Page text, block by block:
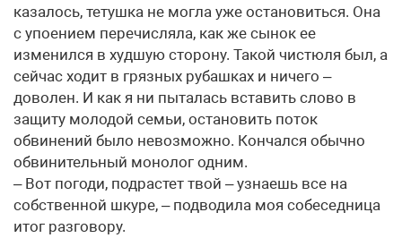
казалось, тетушка не могла уже остановиться. Она
с упоением перечисляла, как же сынок ее
изменился в худшую сторону. Такой чистюля был, а
сейчас ходит в грязных рубашках и ничего –
доволен. И как я ни пыталась вставить слово в
защиту молодой семьи, остановить поток
обвинений было невозможно. Кончался обычно
обвинительный монолог одним.
– Вот погоди, подрастет твой – узнаешь все на
собственной шкуре, – подводила моя собеседница
итог разговору.